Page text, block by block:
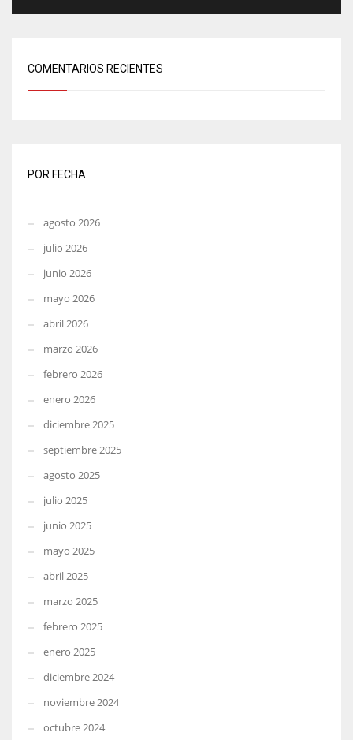
COMENTARIOS RECIENTES
POR FECHA
agosto 2026
julio 2026
junio 2026
mayo 2026
abril 2026
marzo 2026
febrero 2026
enero 2026
diciembre 2025
septiembre 2025
agosto 2025
julio 2025
junio 2025
mayo 2025
abril 2025
marzo 2025
febrero 2025
enero 2025
diciembre 2024
noviembre 2024
octubre 2024